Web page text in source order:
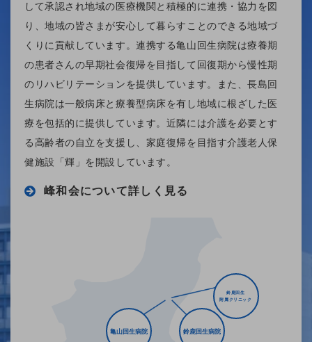
して承認され地域の医療機関と積極的に連携・協力を図
り、地域の皆さまが安心して暮らすことのできる地域づ
くりに貢献しています。連携する亀山回生病院は療養期
の患者さんの早期社会復帰を目指して回復期から慢性期
のリハビリテーションを提供しています。また、長島回
生病院は一般病床と療養型病床を有し地域に根ざした医
療を包括的に提供しています。近隣には介護を必要とす
る高齢者の自立を支援し、家庭復帰を目指す介護老人保
健施設「輝」を開設しています。
峰和会について詳しく見る
鈴鹿回生病院
鈴鹿回生
附属クリニック
亀山回生病院